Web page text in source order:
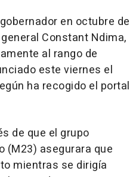
en octubre de
Constant Ndima,
al rango de
este viernes el
ha recogido el portal
de que el grupo
(M23) asegurara que
mientras se dirigía